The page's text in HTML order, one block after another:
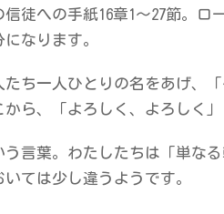
徒への手紙16章1～27節。ロ
なります。
ち一人ひとりの名をあげ、
ら、「よろしく、よろしく
う言葉。わたしたちは「単な
ては少し違うようです。